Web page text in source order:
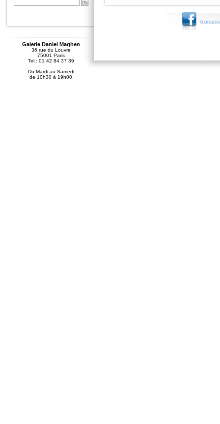
A
Galerie Daniel Maghen
36 rue du Louvre
75001 Paris
Tel.: 01 42 84 37 39
Du Mardi au Samedi
de 10h30 à 19h00